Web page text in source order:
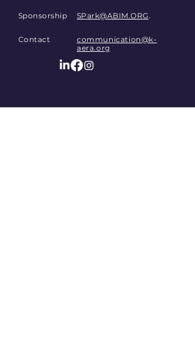
Sponsorship SPark@ABIM.ORG.
Contact
communication@k-
aera.org